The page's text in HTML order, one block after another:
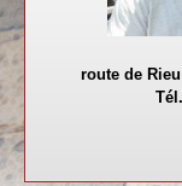
route de Rieu